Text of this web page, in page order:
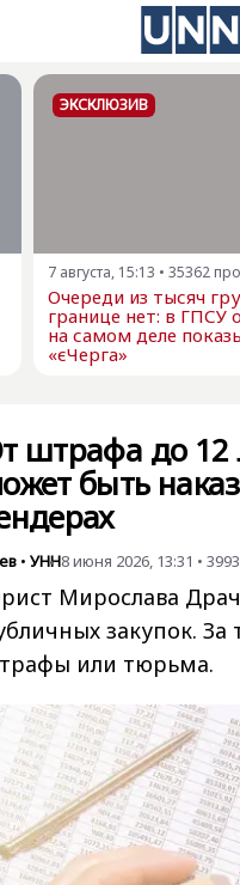
ЭКСКЛЮЗИВ
7 августа, 15:13 • 35362
Очереди из тысяч
границе нет: в ГПСУ
на самом деле
«єЧерга»
штрафа до 12
быть
• УНН8 июня 2026, 13:31 •
Мирослава
закупок.
или тюрьма.